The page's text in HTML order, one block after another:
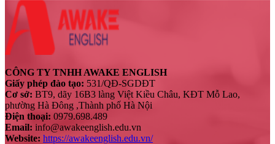
CÔNG TY TNHH AWAKE ENGLISH
Giấy phép đào tạo: 531/QĐ-SGDĐT
Cơ sở: BT9, dãy 16B3 làng Việt Kiều Châu, KĐT Mỗ Lao,
phường Hà Đông ,Thành phố Hà Nội
Điện thoại: 0979.698.489
Email: info@awakeenglish.edu.vn
Website: https://awakeenglish.edu.vn/